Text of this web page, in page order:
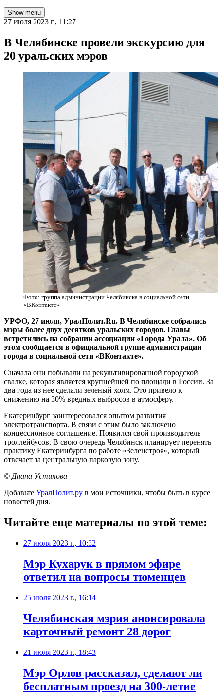
Show menu
27 июля 2023 г., 11:27
В Челябинске провели экскурсию для
20 уральских мэров
Фото: группа администрации Челябинска в социальной сети
«ВКонтакте»
УРФО, 27 июля, УралПолит.Ru. В Челябинске собрались
мэры более двух десятков уральских городов. Главы
встретились на собрании ассоциации «Города Урала». Об
этом сообщается в официальной группе администрации
города в социальной сети «ВКонтакте».
Сначала они побывали на рекультивированной городской
свалке, которая является крупнейшей по площади в России. За
два года из нее сделали зеленый холм. Это привело к
снижению на 30% вредных выбросов в атмосферу.
Екатеринбург заинтересовался опытом развития
электротранспорта. В связи с этим было заключено
концессионное соглашение. Появился свой производитель
троллейбусов. В свою очередь Челябинск планирует перенять
практику Екатеринбурга по работе «Зеленстроя», который
отвечает за центральную парковую зону.
© Диана Устинова
Добавьте УралПолит.ру в мои источники, чтобы быть в курсе
новостей дня.
Читайте еще материалы по этой теме:
27 июля 2023 г., 10:32
Мэр Кухарук в прямом эфире
ответил на вопросы тюменцев
25 июля 2023 г., 16:14
Челябинская мэрия анонсировала
карточный ремонт 28 дорог
21 июля 2023 г., 18:43
Мэр Орлов рассказал, сделают ли
бесплатным проезд на 300-летие